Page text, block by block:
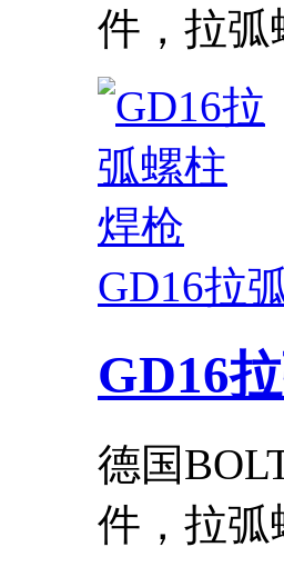
件，拉弧
GD16拉
GD16
德国
件，拉弧